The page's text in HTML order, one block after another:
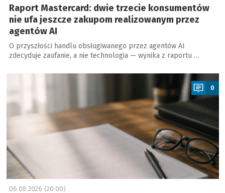
Raport Mastercard: dwie trzecie konsumentów
nie ufa jeszcze zakupom realizowanym przez
agentów AI
O przyszłości handlu obsługiwanego przez agentów AI
zdecyduje zaufanie, a nie technologia — wynika z raportu …
a
0
06.08.2026 (20:00)